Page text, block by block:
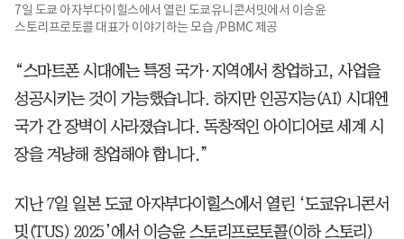
7일 도쿄 아자부다이힐스에서 열린 도쿄유니콘서밋에서 이승윤
스토리프로토콜 대표가 이야기하는 모습 /PBMC 제공
“스마트폰 시대에는 특정 국가·지역에서 창업하고, 사업을
성공시키는 것이 가능했습니다. 하지만 인공지능(AI) 시대엔
국가 간 장벽이 사라졌습니다. 독창적인 아이디어로 세계 시
장을 겨냥해 창업해야 합니다.”
지난 7일 일본 도쿄 아자부다이힐스에서 열린 ‘도쿄유니콘서
밋(TUS) 2025’에서 이승윤 스토리프로토콜(이하 스토리)